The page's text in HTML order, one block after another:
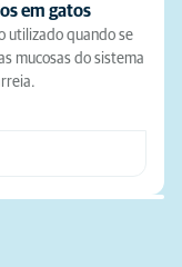
em gatos
utilizado quando se
mucosas do sistema